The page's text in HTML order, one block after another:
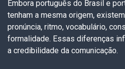
Embora português do Brasil e
tenham a mesma origem,
pronúncia, ritmo, vocabulário,
formalidade. Essas diferenças
a credibilidade da comunicação.